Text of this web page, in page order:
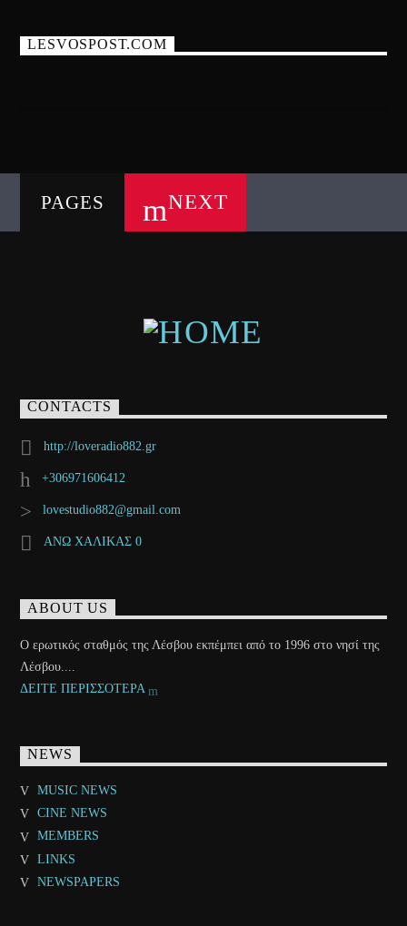
LESVOSPOST.COM
PAGES NEXT
CONTACTS
http://loveradio882.gr
+306971606412
lovestudio882@gmail.com
ΑΝΩ ΧΑΛΙΚΑΣ 0
ABOUT US
Ο ερωτικός σταθμός της Λέσβου εκπέμπει από το 1996 στο νησί της
Λέσβου....
ΔΕΙΤΕ ΠΕΡΙΣΣΟΤΕΡΑ
NEWS
MUSIC NEWS
CINE NEWS
MEMBERS
LINKS
NEWSPAPERS